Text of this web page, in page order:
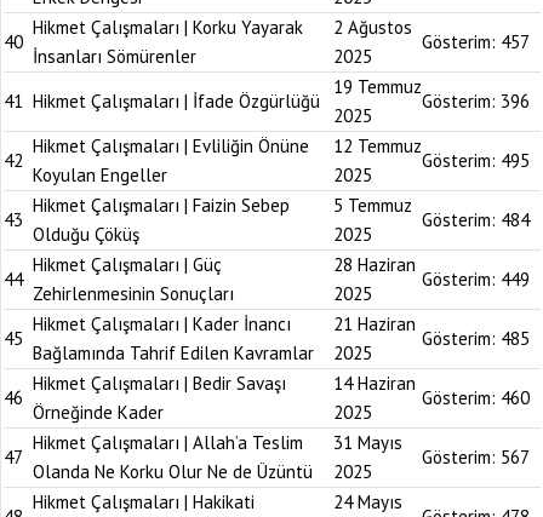
40
Hikmet Çalışmaları | Korku Yayarak
İnsanları Sömürenler
2 Ağustos
2025
Gösterim: 457
41 Hikmet Çalışmaları | İfade Özgürlüğü
19 Temmuz
2025
Gösterim: 396
42
Hikmet Çalışmaları | Evliliğin Önüne
Koyulan Engeller
12 Temmuz
2025
Gösterim: 495
43
Hikmet Çalışmaları | Faizin Sebep
Olduğu Çöküş
5 Temmuz
2025
Gösterim: 484
44
Hikmet Çalışmaları | Güç
Zehirlenmesinin Sonuçları
28 Haziran
2025
Gösterim: 449
45
Hikmet Çalışmaları | Kader İnancı
Bağlamında Tahrif Edilen Kavramlar
21 Haziran
2025
Gösterim: 485
46
Hikmet Çalışmaları | Bedir Savaşı
Örneğinde Kader
14 Haziran
2025
Gösterim: 460
47
Hikmet Çalışmaları | Allah’a Teslim
Olanda Ne Korku Olur Ne de Üzüntü
31 Mayıs
2025
Gösterim: 567
Hikmet Çalışmaları | Hakikati 24 Mayıs